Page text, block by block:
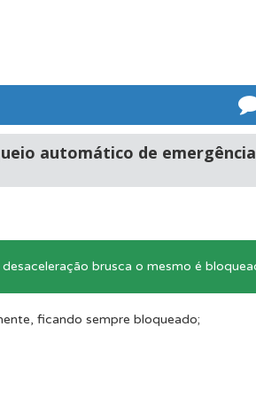
automático de
brusca o mesmo é
ficando sempre bloqueado;